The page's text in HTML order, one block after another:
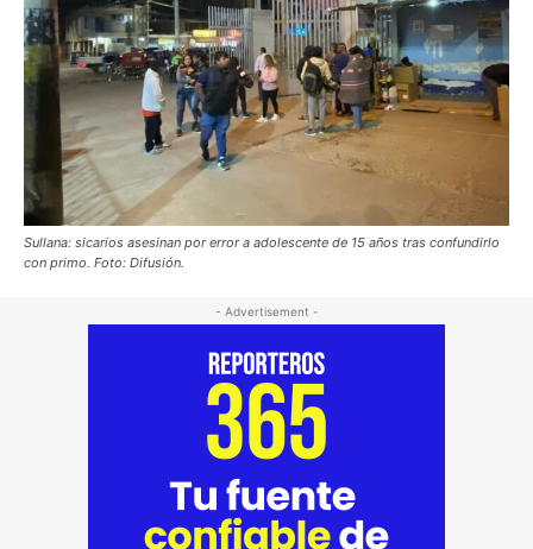
Sullana: sicarios asesinan por error a adolescente de 15 años tras confundirlo
con primo. Foto: Difusión.
- Advertisement -